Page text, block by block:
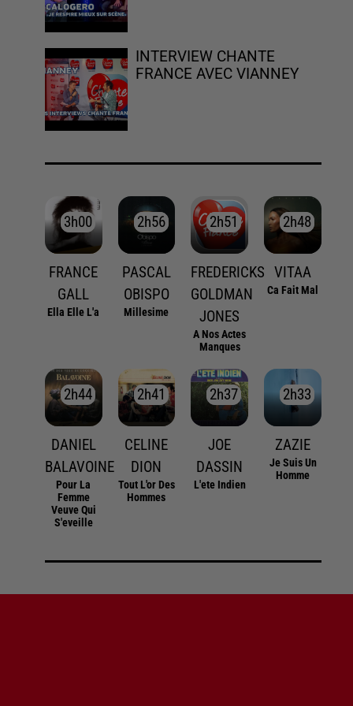
INTERVIEW CHANTE
FRANCE AVEC VIANNEY
3h00
3h00
FRANCE
GALL
Ella Elle L'a
2h56
2h56
PASCAL
OBISPO
Millesime
2h51
2h51
FREDERICKS
GOLDMAN
JONES
A Nos Actes
Manques
2h48
2h48
VITAA
Ca Fait Mal
2h44
2h44
DANIEL
BALAVOINE
Pour La
Femme
Veuve Qui
S'eveille
2h41
2h41
CELINE
DION
Tout L'or Des
Hommes
2h37
2h37
JOE
DASSIN
L'ete Indien
2h33
2h33
ZAZIE
Je Suis Un
Homme